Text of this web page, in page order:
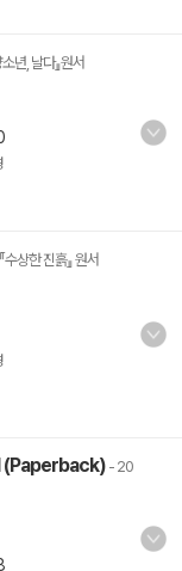
소년, 날다』원서
수상한 진흙』 원서
(Paperback) - 20